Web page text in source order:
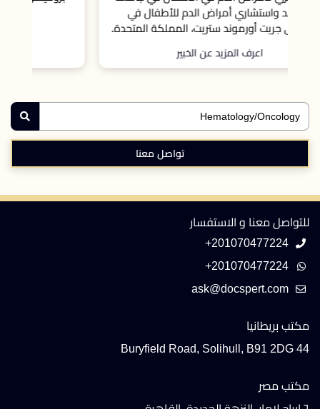
جامعة لينكولن
اعرف المزيد عن الخبير
تواصل معنا
للتواصل معنا و الاستفسار
+201070477224
+201070477224
مكتب بريطانيا
44 Buryfield Road, Solihull, B91 2DG
مكتب مصر